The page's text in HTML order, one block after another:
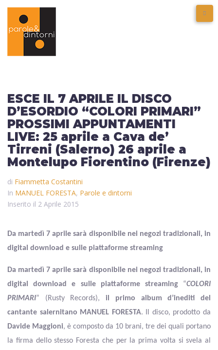
ESCE IL 7 APRILE IL DISCO
D’ESORDIO “COLORI PRIMARI”
PROSSIMI APPUNTAMENTI
LIVE: 25 aprile a Cava de’
Tirreni (Salerno) 26 aprile a
Montelupo Fiorentino (Firenze)
di Fiammetta Costantini
In MANUEL FORESTA, Parole e dintorni
Inserito il 2 Aprile 2015
Da martedì 7 aprile sarà disponibile nei negozi tradizionali, in
digital download e sulle piattaforme streaming
Da martedì 7 aprile sarà disponibile nei negozi tradizionali, in
digital download e sulle piattaforme streaming“COLORI
PRIMARI” (Rusty Records), il primo album d’inediti del
cantante salernitano MANUEL FORESTA. Il disco, prodotto da
Davide Maggioni, è composto da 10 brani, tre dei quali portano
la firma dello stesso Foresta che per la prima volta si svela al